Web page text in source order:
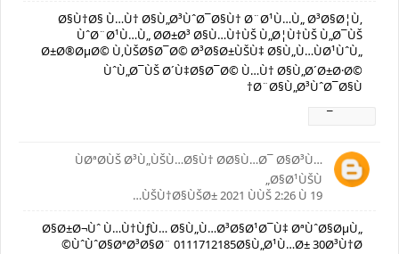
Ø§Ù†Ø§ Ù…Ù† Ø§Ù„Ø³ÙˆØ¯Ø§Ù† Ø¨Ø¹Ù…Ù„ Ø³Ø§Ø¦Ù‚
ÙˆØ¨Ø¹Ù…Ù„ Ø­Ø±Ø³ Ø§Ù…Ù†ÙŠ Ù„Ø¦Ù†ÙŠ Ù„Ø¯ÙŠ
Ø±Ø®ØµØ© Ù‚ÙŠØ§Ø¯Ø© Ø³Ø§Ø±ÙŠÙ‡ Ø§Ù„Ù…ÙØ¹ÙˆÙ„
ÙˆÙ„Ø¯ÙŠ Ø´Ù‡Ø§Ø¯Ø© Ù…Ù† Ø§Ù„Ø´Ø±Ø·Ø©
Ø¨Ø§Ù„Ø³ÙˆØ¯Ø§Ù†
ÙØªØ­ÙŠ Ø³Ù„ÙŠÙ…Ø§Ù† Ø­Ø§Ù…Ø¯ Ø§Ø³Ù…
Ø§Ø¹ÙŠÙ„
19 ÙŠÙ†Ø§ÙŠØ± 2021 ÙÙŠ 2:26 Ù…
Ø§Ø±Ø¬Ùˆ Ù…Ù†ÙƒÙ… Ø§Ù„Ù…Ø³Ø§Ø¹Ø¯Ù‡ ØªÙˆØ§ØµÙ„
ÙˆÙˆØ§ØªØ³Ø§Ø¨ 0111712185Ø§Ù„Ø¹Ù…Ø± 30Ø³Ù†Ø©